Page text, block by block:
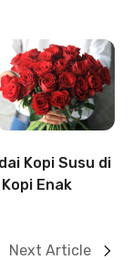
Kopi Susu di
Enak
Next Article